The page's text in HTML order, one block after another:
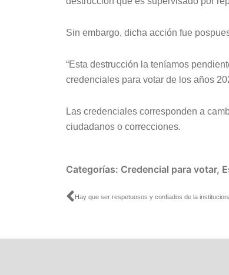
Sin embargo, dicha acción fue
“Esta destrucción la teníamos
credenciales para votar de los años
Las credenciales corresponden a
ciudadanos o correcciones.
Categorías: Credencial para votar,
Ant